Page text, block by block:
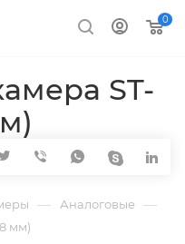
0
ST-
— Аналоговые —
мм)